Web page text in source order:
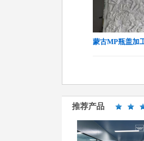
蒙古MP瓶盖加
推荐产品